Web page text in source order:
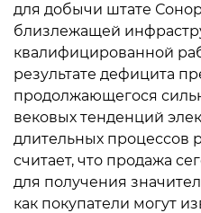
для добычи штате
близлежащей
квалифицированной
результате дефицита
продолжающегося
вековых тенденций
длительных процессов
считает, что продажа
для получения
как покупатели могут